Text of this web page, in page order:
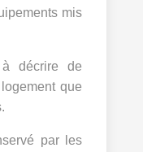
mis
à décrire de
que
par les